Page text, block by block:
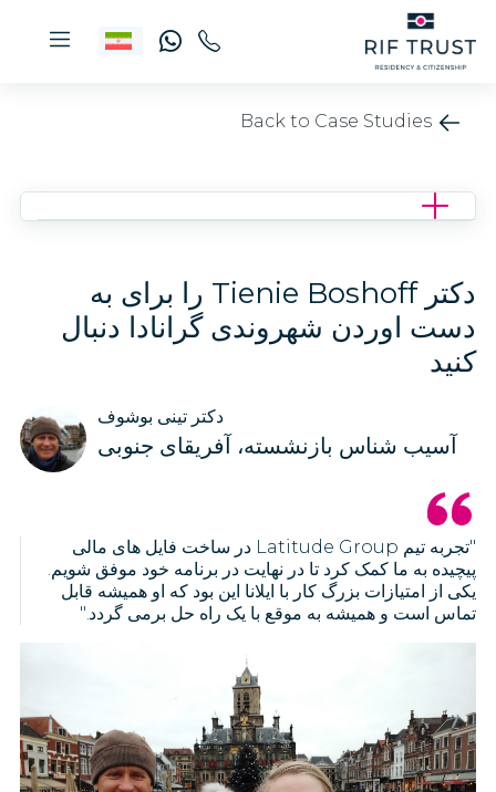
دکتر Tienie Boshoff را برای به
دست اوردن شهروندی گرانادا دنبال
کنید
دکتر تینی بوشوف
آسیب شناس بازنشسته، آفریقای جنوبی
"تجربه تیم Latitude Group در ساخت فایل های مالی
پیچیده به ما کمک کرد تا در نهایت در برنامه خود موفق شویم.
یکی از امتیازات بزرگ کار با ایلانا این بود که او همیشه قابل
تماس است و همیشه به موقع با یک راه حل برمی گردد."